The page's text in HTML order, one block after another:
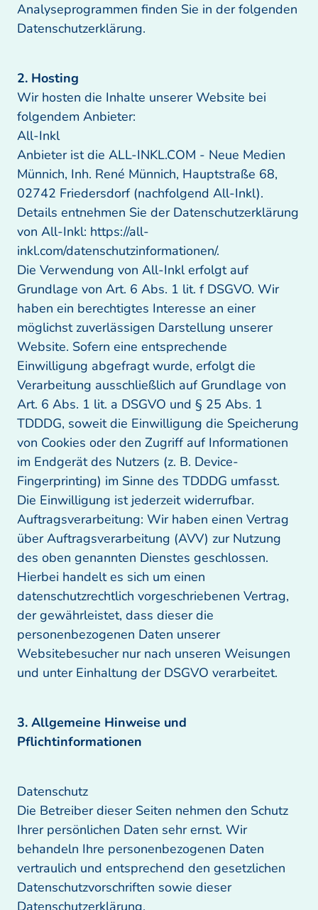
Analyseprogrammen finden Sie in der folgenden
Datenschutzerklärung.
Wir hosten die Inhalte unserer Website bei
folgendem Anbieter:
All-Inkl
Anbieter ist die ALL-INKL.COM - Neue Medien
Münnich, Inh. René Münnich, Hauptstraße 68,
02742 Friedersdorf (nachfolgend All-Inkl).
Details entnehmen Sie der Datenschutzerklärung
von All-Inkl: https://all-
inkl.com/datenschutzinformationen/.
Die Verwendung von All-Inkl erfolgt auf
Grundlage von Art. 6 Abs. 1 lit. f DSGVO. Wir
haben ein berechtigtes Interesse an einer
möglichst zuverlässigen Darstellung unserer
Website. Sofern eine entsprechende
Einwilligung abgefragt wurde, erfolgt die
Verarbeitung ausschließlich auf Grundlage von
Art. 6 Abs. 1 lit. a DSGVO und § 25 Abs. 1
TDDDG, soweit die Einwilligung die Speicherung
von Cookies oder den Zugriff auf Informationen
im Endgerät des Nutzers (z. B. Device-
Fingerprinting) im Sinne des TDDDG umfasst.
Die Einwilligung ist jederzeit widerrufbar.
Auftragsverarbeitung: Wir haben einen Vertrag
über Auftragsverarbeitung (AVV) zur Nutzung
des oben genannten Dienstes geschlossen.
Hierbei handelt es sich um einen
datenschutzrechtlich vorgeschriebenen Vertrag,
der gewährleistet, dass dieser die
personenbezogenen Daten unserer
Websitebesucher nur nach unseren Weisungen
und unter Einhaltung der DSGVO verarbeitet.
3. Allgemeine Hinweise und
Pflichtinformationen
Datenschutz
Die Betreiber dieser Seiten nehmen den Schutz
Ihrer persönlichen Daten sehr ernst. Wir
behandeln Ihre personenbezogenen Daten
vertraulich und entsprechend den gesetzlichen
Datenschutzvorschriften sowie dieser
Datenschutzerklärung.